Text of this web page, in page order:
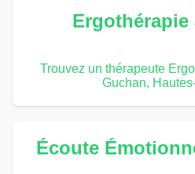
Ergothérapie
Trouvez un thérapeute
Guchan,
Écoute